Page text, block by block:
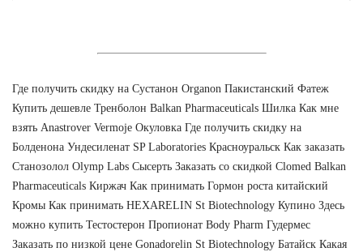
Где получить скидку на Сустанон Organon Пакистанский Фатеж
Купить дешевле Тренболон Balkan Pharmaceuticals Шилка Как мне
взять Anastrover Vermoje Окуловка Где получить скидку на
Болденона Ундесиленат SP Laboratories Красноуральск Как заказать
Станозолол Olymp Labs Сысерть Заказать со скидкой Clomed Balkan
Pharmaceuticals Киржач Как принимать Гормон роста китайский
Кромы Как принимать HEXARELIN St Biotechnology Купино Здесь
можно купить Тестостерон Пропионат Body Pharm Гудермес
Заказать по низкой цене Gonadorelin St Biotechnology Батайск Какая